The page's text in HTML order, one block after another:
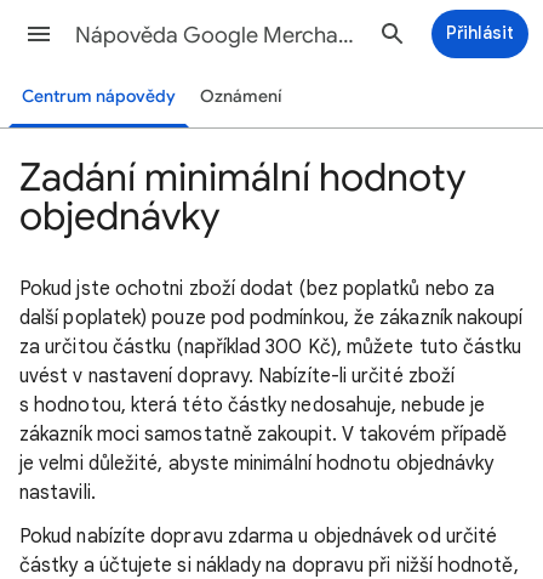
Nápověda Google Merchant Center Přihlásit
Centrum nápovědy Oznámení
Zadání minimální hodnoty
objednávky
Pokud jste ochotni zboží dodat (bez poplatků nebo za
další poplatek) pouze pod podmínkou, že zákazník nakoupí
za určitou částku (například 300 Kč), můžete tuto částku
uvést v nastavení dopravy. Nabízíte-li určité zboží
s hodnotou, která této částky nedosahuje, nebude je
zákazník moci samostatně zakoupit. V takovém případě
je velmi důležité, abyste minimální hodnotu objednávky
nastavili.
Pokud nabízíte dopravu zdarma u objednávek od určité
částky a účtujete si náklady na dopravu při nižší hodnotě,